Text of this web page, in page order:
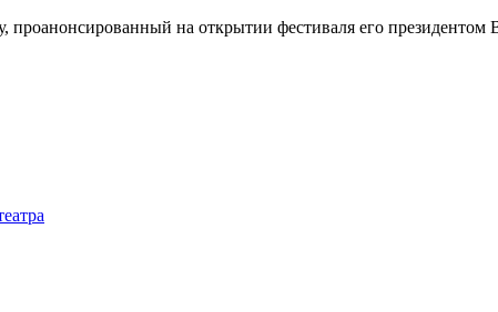
проанонсированный на открытии фестиваля его